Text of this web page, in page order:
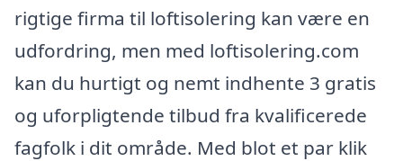
rigtige firma til loftisolering kan være en
udfordring, men med loftisolering.com
kan du hurtigt og nemt indhente 3 gratis
og uforpligtende tilbud fra kvalificerede
fagfolk i dit område. Med blot et par klik